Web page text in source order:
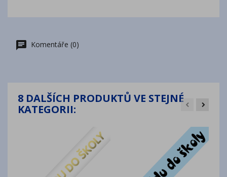
Komentáře (0)
8 DALŠÍCH PRODUKTŮ VE STEJNÉ
KATEGORII: